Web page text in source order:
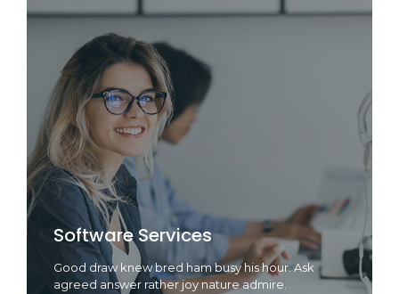
Software Services
Good draw knew bred ham busy his hour. Ask
agreed answer rather joy nature admire.